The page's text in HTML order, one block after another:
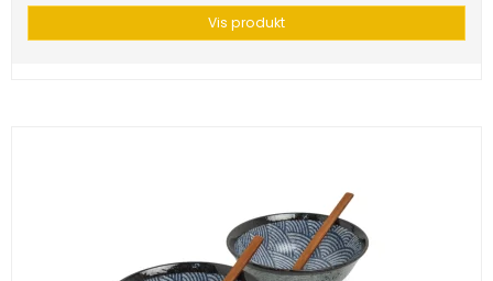
Vis produkt